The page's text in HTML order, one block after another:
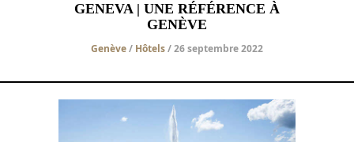
GENEVA | UNE RÉFÉRENCE À
GENÈVE
Genève/ Hôtels/ 26 septembre 2022